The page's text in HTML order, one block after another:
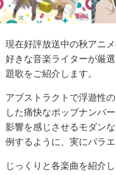
現在好評放送中の秋アニ
好きな音楽ライターが厳
題歌をご紹介します。
アブストラクトで浮遊性
した痛快なポップナンバ
影響を感じさせるモダン
例するように、実にバラ
じっくりと各楽曲を紹介